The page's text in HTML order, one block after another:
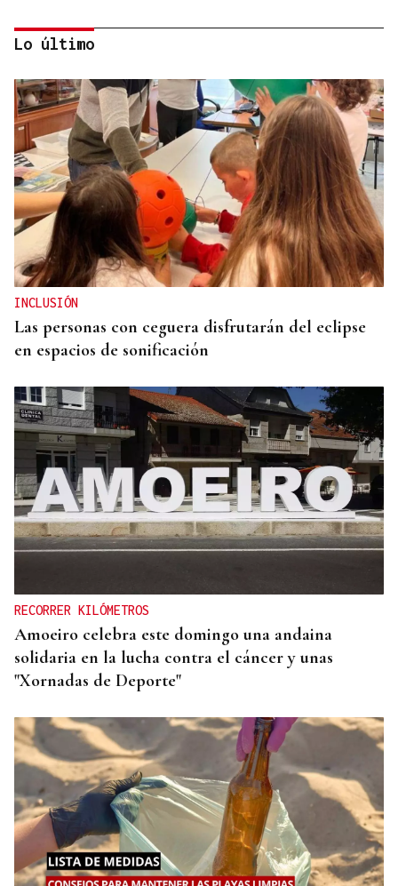
Itxu Díaz
CRÓNICAS DE VERANO
El doble bikini como filosofía de vida
Lo último
INCLUSIÓN
Las personas con ceguera disfrutarán del eclipse
en espacios de sonificación
RECORRER KILÓMETROS
Amoeiro celebra este domingo una andaina
solidaria en la lucha contra el cáncer y unas
"Xornadas de Deporte"